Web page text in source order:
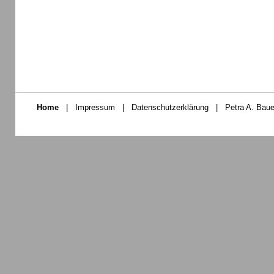
Home | Impressum | Datenschutzerklärung | Petra A.